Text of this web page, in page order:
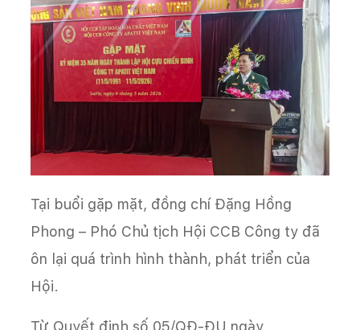
Tại buổi gặp mặt, đồng chí Đặng Hồng
Phong – Phó Chủ tịch Hội CCB Công ty đã
ôn lại quá trình hình thành, phát triển của
Hội.
Từ Quyết định số 05/QĐ-ĐU ngày